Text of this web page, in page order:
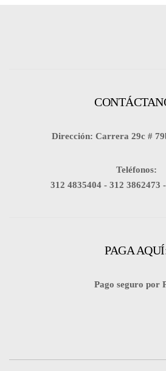
Dirección: Carrera 29c #
Teléfonos:
312 4835404 - 312 3862473 -
PAGA
Pago seguro por